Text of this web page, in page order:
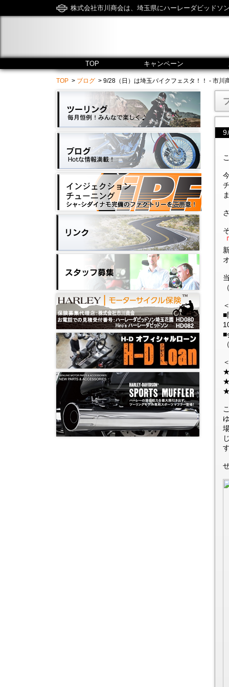
株式会社市川商会は、埼玉県にハーレーダビッドソ
TOP キャンペーン
TOP > ブログ > 9/28（日）は埼玉バイクフェスタ！！ - 市川
■
■
★
★